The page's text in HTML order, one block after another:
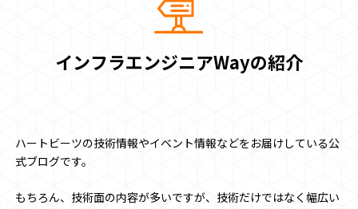
インフラエンジニアWayの紹介
ハートビーツの技術情報やイベント情報などをお届けしている公
式ブログです。
もちろん、技術面の内容が多いですが、技術だけではなく幅広い